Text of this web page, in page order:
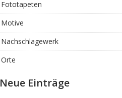
Fototapeten
Motive
Nachschlagewerk
Orte
Neue Einträge